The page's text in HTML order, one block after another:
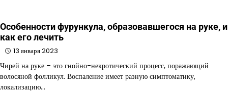
Особенности фурункула, образовавшегося на руке, и
как его лечить
13 января 2023
Чирей на руке – это гнойно-некротический процесс, поражающий
волосяной фолликул. Воспаление имеет разную симптоматику,
локализацию…